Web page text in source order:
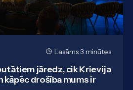
Lasāms 3 minūtes
jāredz, cik Krievija
kāpēc drošība mums ir